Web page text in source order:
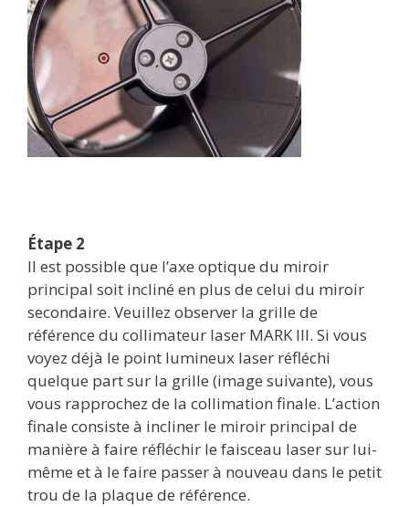
Étape 2
Il est possible que l’axe optique du miroir
principal soit incliné en plus de celui du miroir
secondaire. Veuillez observer la grille de
référence du collimateur laser MARK III. Si vous
voyez déjà le point lumineux laser réfléchi
quelque part sur la grille (image suivante), vous
vous rapprochez de la collimation finale. L’action
finale consiste à incliner le miroir principal de
manière à faire réfléchir le faisceau laser sur lui-
même et à le faire passer à nouveau dans le petit
trou de la plaque de référence.